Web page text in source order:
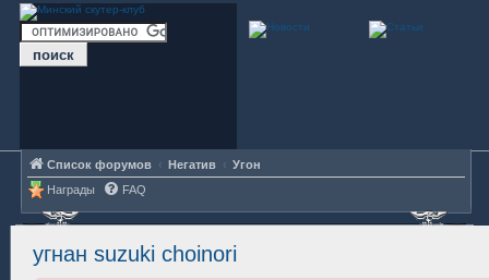
Список форумов Негатив
Угон
Награды
FAQ
угнан suzuki choinori